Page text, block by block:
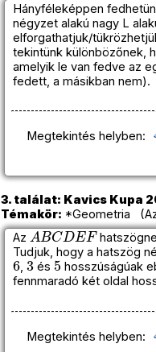
Hányféleképpen
négyzet alakú nagy L
elforgathatjuk/
tekintünk különbözőnek,
amelyik le van fedve az
fedett, a másikban nem).
Megtekintés helyben:
3. találat: Kavics Kupa
Témakör: *Geometria
Az
ABCDEF
Tudjuk, hogy a hatszög
6
,
3
és
5
hosszúságúak
fennmaradó két oldal
Megtekintés helyben: